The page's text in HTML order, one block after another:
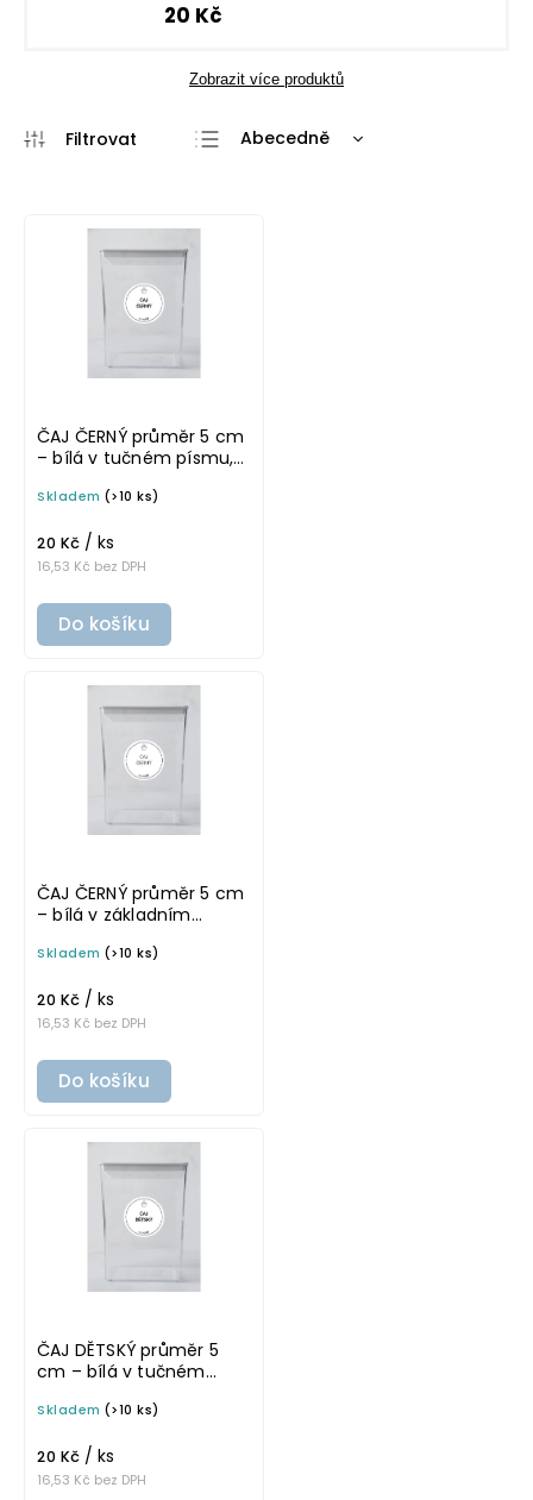
20 Kč
Zobrazit více produktů
Abecedně
ČAJ ČERNÝ průměr 5 cm
– bílá v tučném písmu,
na potravinové dózy
Skladem (>10 ks)
16,53 Kč bez DPH
20 Kč / ks
Do košíku
ČAJ ČERNÝ průměr 5 cm
– bílá v základním
samolepka na
Skladem (>10 ks)
16,53 Kč bez DPH
20 Kč / ks
Do košíku
ČAJ DĚTSKÝ průměr 5
cm – bílá v tučném
samolepka na
Skladem (>10 ks)
16,53 Kč bez DPH
20 Kč / ks